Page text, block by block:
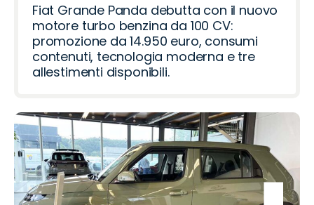
Fiat Grande Panda debutta con il nuovo
motore turbo benzina da 100 CV:
promozione da 14.950 euro, consumi
contenuti, tecnologia moderna e tre
allestimenti disponibili.